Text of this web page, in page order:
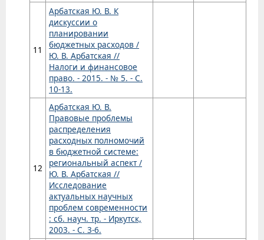
11
Арбатская Ю. В. К
дискуссии о
планировании
бюджетных расходов /
Ю. В. Арбатская //
Налоги и финансовое
право. - 2015. - № 5. - С.
10-13.
12
Арбатская Ю. В.
Правовые проблемы
распределения
расходных полномочий
в бюджетной системе:
региональный аспект /
Ю. В. Арбатская //
Исследование
актуальных научных
проблем современности
: сб. науч. тр. - Иркутск,
2003. - С. 3-6.